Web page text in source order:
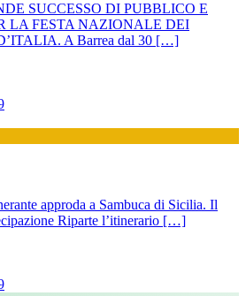
SUCCESSO DI PUBBLICO E
LA FESTA NAZIONALE DEI
A Barrea dal 30 […]
approda a Sambuca di Sicilia. Il
Riparte l’itinerario […]